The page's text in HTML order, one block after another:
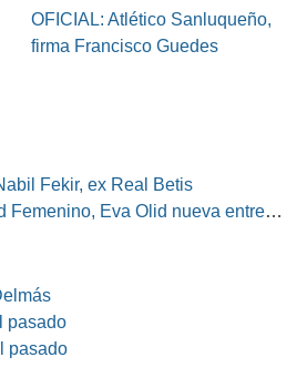
OFICIAL: Atlético Sanluqueño,
firma Francisco Guedes
Fekir, ex Real Betis
Eva Olid nueva entrenadora
pasado
pasado